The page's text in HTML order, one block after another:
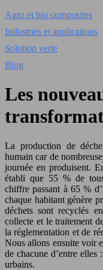
Agro et bio composites
Industries et applications
Solution verte
Blog
Les
La production de
humain car de
journée en produisent.
établi que 55 % de
chiffre passant à 65 %
chaque habitant génère
déchets sont recyclés
collecte et le traitement
la réglementation et de
Nous allons ensuite voir
de chacune d’entre
urbains.